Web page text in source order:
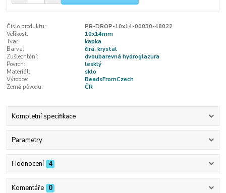
Číslo produktu:
PR-DROP-10x14-00030-48022
Velikost:
10x14mm
Tvar:
kapka
Barva:
čirá, krystal
Zušlechtění:
dvoubarevná hydroglazura
Povrch:
lesklý
Materiál:
sklo
Výrobce:
BeadsFromCzech
Země původu:
ČR
Kompletní specifikace
Parametry
Hodnocení 4
Komentáře 0